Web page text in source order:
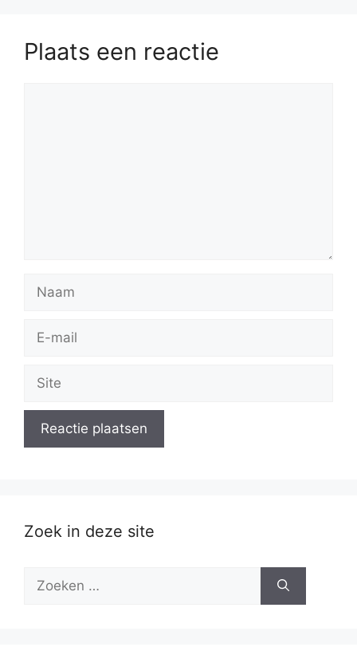
Plaats een reactie
mail
Zoek in deze site
naar: